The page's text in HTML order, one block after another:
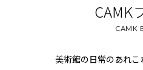
CAMK
CAMK
美術館の日常のあれこ